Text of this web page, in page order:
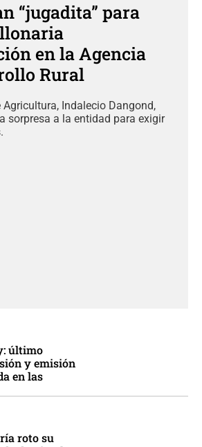
“jugadita” para
en la Agencia
Rural
Agricultura, Indalecio Dangond,
sorpresa a la entidad para exigir
último
y emisión
en las
roto su